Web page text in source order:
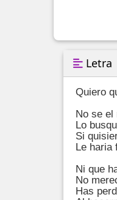
Letra
Quiero
No se el
Lo
Si
Le haria
Ni que
No
Has